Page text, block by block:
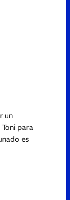
un
para
es